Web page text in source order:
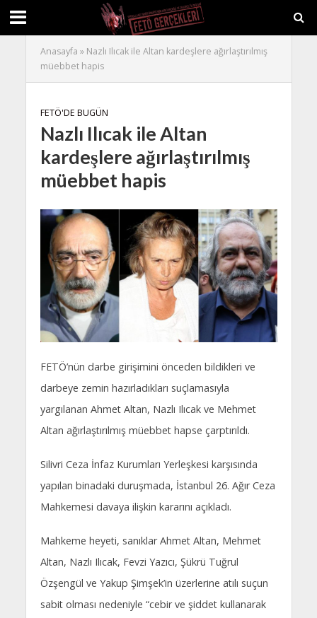
Anasayfa » Nazlı Ilıcak ile Altan kardeşlere ağırlaştırılmış
müebbet hapis
FETÖ'DE BUGÜN
Nazlı Ilıcak ile Altan
kardeşlere ağırlaştırılmış
müebbet hapis
FETÖ’nün darbe girişimini önceden bildikleri ve
darbeye zemin hazırladıkları suçlamasıyla
yargılanan Ahmet Altan, Nazlı Ilıcak ve Mehmet
Altan ağırlaştırılmış müebbet hapse çarptırıldı.
Silivri Ceza İnfaz Kurumları Yerleşkesi karşısında
yapılan binadaki duruşmada, İstanbul 26. Ağır Ceza
Mahkemesi davaya ilişkin kararını açıkladı.
Mahkeme heyeti, sanıklar Ahmet Altan, Mehmet
Altan, Nazlı Ilıcak, Fevzi Yazıcı, Şükrü Tuğrul
Özşengül ve Yakup Şimşek’in üzerlerine atılı suçun
sabit olması nedeniyle “cebir ve şiddet kullanarak